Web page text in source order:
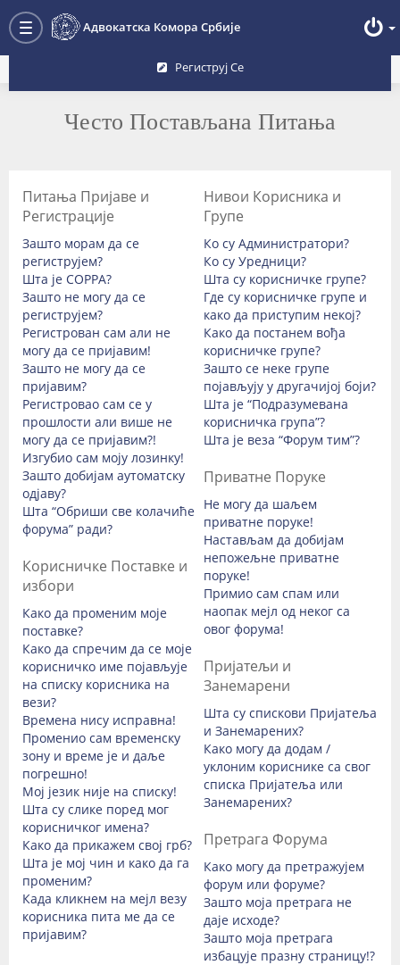
Toggle
Адвокатска Комора Србије
Преглед форума
Региструј Се
Често Постављана Питања
Питања Пријаве и
Регистрације
Зашто морам да се
региструјем?
Шта је COPPA?
Зашто не могу да се
региструјем?
Регистрован сам али не
могу да се пријавим!
Зашто не могу да се
пријавим?
Регистровао сам се у
прошлости али више не
могу да се пријавим?!
Изгубио сам моју лозинку!
Зашто добијам аутоматску
одјаву?
Шта “Обриши све колачиће
форума” ради?
Корисничке Поставке и
избори
Како да променим моје
поставке?
Како да спречим да се моје
корисничко име појављује
на списку корисника на
вези?
Времена нису исправна!
Променио сам временску
зону и време је и даље
погрешно!
Мој језик није на списку!
Шта су слике поред мог
корисничког имена?
Како да прикажем свој грб?
Шта је мој чин и како да га
променим?
Када кликнем на мејл везу
корисника пита ме да се
пријавим?
Нивои Корисника и
Групе
Ко су Администратори?
Ко су Уредници?
Шта су корисничке групе?
Где су корисничке групе и
како да приступим некој?
Како да постанем вођа
корисничке групе?
Зашто се неке групе
појављују у другачијој боји?
Шта је “Подразумевана
корисничка група”?
Шта је веза “Форум тим”?
Приватне Поруке
Не могу да шаљем
приватне поруке!
Настављам да добијам
непожељне приватне
поруке!
Примио сам спам или
наопак мејл од неког са
овог форума!
Пријатељи и
Занемарени
Шта су спискови Пријатеља
и Занемарених?
Како могу да додам /
уклоним кориснике са свог
списка Пријатеља или
Занемарених?
Претрага Форума
Како могу да претражујем
форум или форуме?
Зашто моја претрага не
даје исходе?
Зашто моја претрага
избацује празну страницу!?